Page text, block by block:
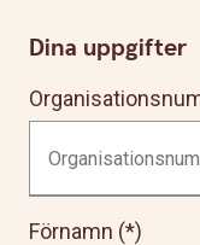
Dina uppgifter
Förnamn